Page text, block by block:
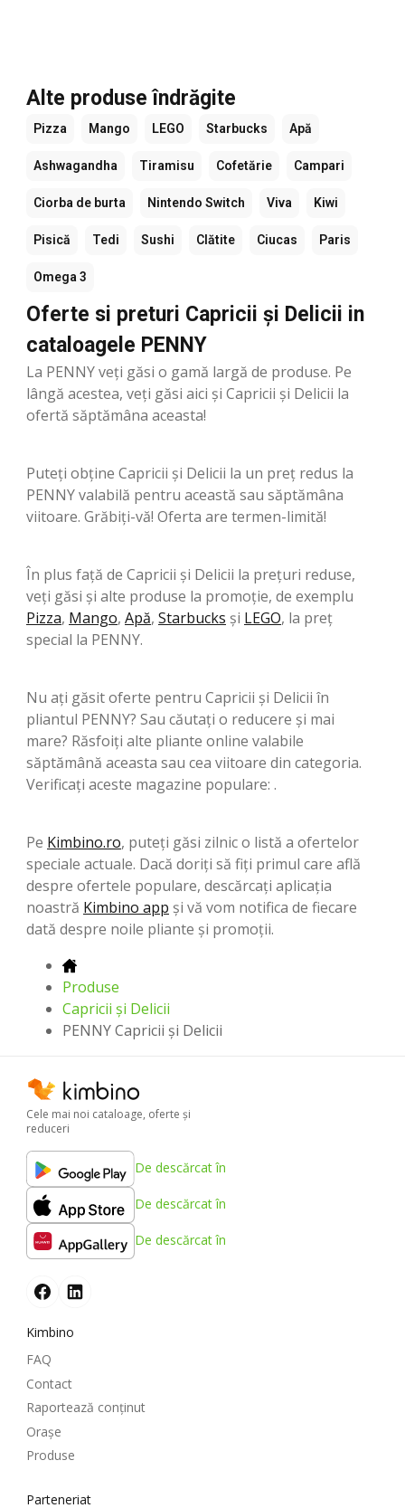
Alte produse îndrăgite
Pizza Mango LEGO Starbucks Apă
Ashwagandha Tiramisu Cofetărie Campari
Ciorba de burta Nintendo Switch Viva Kiwi
Pisică Tedi Sushi Clătite Ciucas Paris
Omega 3
Oferte si preturi Capricii și Delicii in
cataloagele PENNY
La PENNY veți găsi o gamă largă de produse. Pe
lângă acestea, veți găsi aici și Capricii și Delicii la
ofertă săptămâna aceasta!
Puteți obține Capricii și Delicii la un preț redus la
PENNY valabilă pentru această sau săptămâna
viitoare. Grăbiți-vă! Oferta are termen-limită!
În plus față de Capricii și Delicii la prețuri reduse,
veți găsi și alte produse la promoție, de exemplu
Pizza, Mango, Apă, Starbucks şi LEGO, la preț
special la PENNY.
Nu ați găsit oferte pentru Capricii și Delicii în
pliantul PENNY? Sau căutați o reducere și mai
mare? Răsfoiți alte pliante online valabile
săptămână aceasta sau cea viitoare din categoria.
Verificați aceste magazine populare: .
Pe Kimbino.ro, puteți găsi zilnic o listă a ofertelor
speciale actuale. Dacă doriți să fiți primul care află
despre ofertele populare, descărcați aplicația
noastră Kimbino app și vă vom notifica de fiecare
dată despre noile pliante și promoții.
Produse
Capricii și Delicii
PENNY Capricii și Delicii
Cele mai noi cataloage, oferte şi
reduceri
De descărcat în
De descărcat în
De descărcat în
Kimbino
FAQ
Contact
Raportează conținut
Oraşe
Produse
Parteneriat